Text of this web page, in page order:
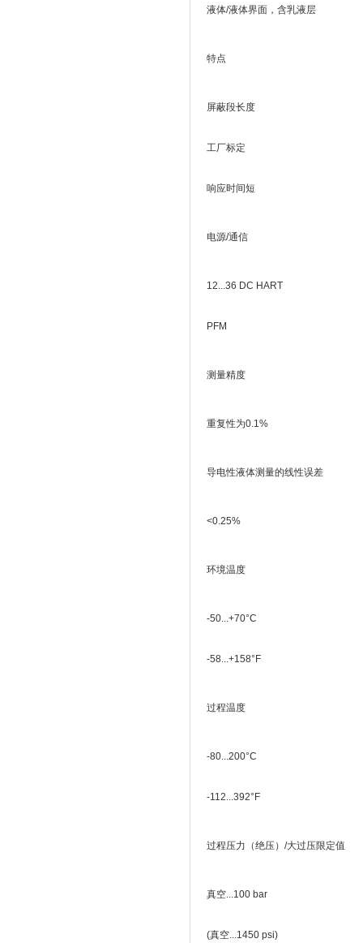
液体/液体界面，含乳液层
特点
屏蔽段长度
工厂标定
响应时间短
电源/通信
12...36 DC HART
PFM
测量精度
重复性为0.1%
导电性液体测量的线性误差
<0.25%
环境温度
-50...+70°C
-58...+158°F
过程温度
-80...200°C
-112...392°F
过程压力（绝压）/大过压限定值
真空...100 bar
(真空...1450 psi)